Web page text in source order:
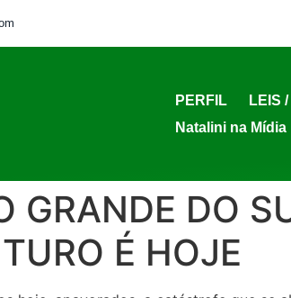
PERFIL LEIS
Natalini na Mídia
GRANDE DO
É HOJE